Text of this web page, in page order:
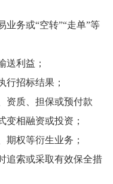
业务或“空转”“走单”等
送利益；
行招标结果；
资质、担保或预付款
变相融资或投资；
期权等衍生业务；
追索或采取有效保全措